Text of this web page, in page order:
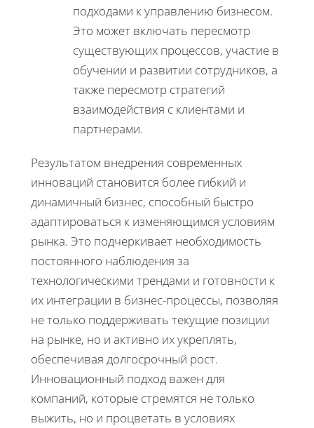
подходами к управлению бизнесом.
Это может включать пересмотр
существующих процессов, участие в
обучении и развитии сотрудников, а
также пересмотр стратегий
взаимодействия с клиентами и
партнерами.
Результатом внедрения современных
инноваций становится более гибкий и
динамичный бизнес, способный быстро
адаптироваться к изменяющимся условиям
рынка. Это подчеркивает необходимость
постоянного наблюдения за
технологическими трендами и готовности к
их интеграции в бизнес-процессы, позволяя
не только поддерживать текущие позиции
на рынке, но и активно их укреплять,
обеспечивая долгосрочный рост.
Инновационный подход важен для
компаний, которые стремятся не только
выжить, но и процветать в условиях